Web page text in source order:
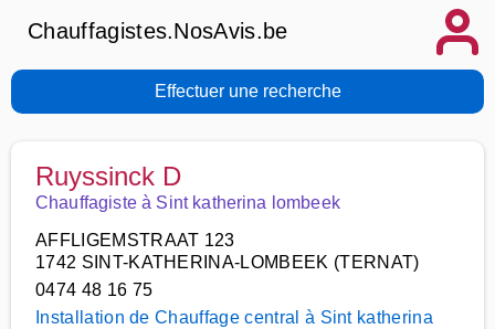
Chauffagistes.NosAvis.be
Effectuer une recherche
Ruyssinck D
Chauffagiste à Sint katherina lombeek
AFFLIGEMSTRAAT 123
1742 SINT-KATHERINA-LOMBEEK (TERNAT)
0474 48 16 75
Installation de Chauffage central à Sint katherina